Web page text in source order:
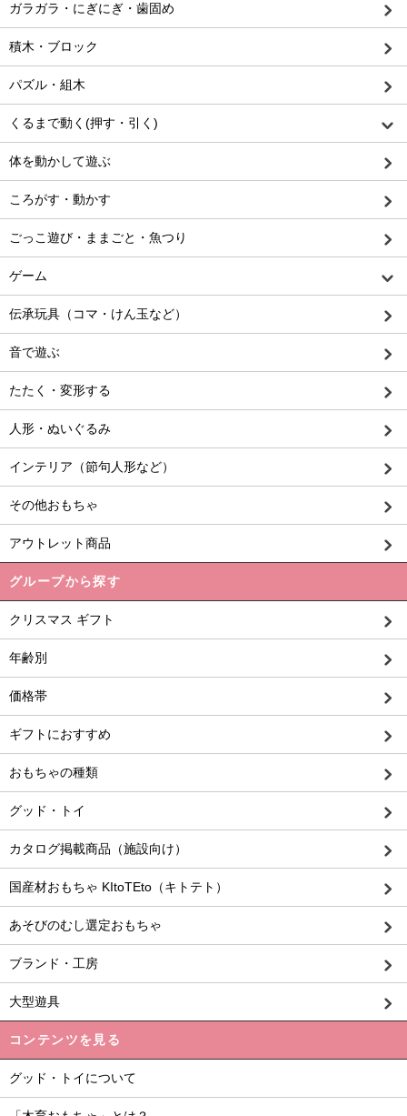
ガラガラ・にぎにぎ・歯固め
積木・ブロック
パズル・組木
くるまで動く(押す・引く)
体を動かして遊ぶ
ころがす・動かす
ごっこ遊び・ままごと・魚つり
ゲーム
伝承玩具（コマ・けん玉など）
音で遊ぶ
たたく・変形する
人形・ぬいぐるみ
インテリア（節句人形など）
その他おもちゃ
アウトレット商品
グループから探す
クリスマス ギフト
年齢別
価格帯
ギフトにおすすめ
おもちゃの種類
グッド・トイ
カタログ掲載商品（施設向け）
国産材おもちゃ KItoTEto（キトテト）
あそびのむし選定おもちゃ
ブランド・工房
大型遊具
コンテンツを見る
グッド・トイについて